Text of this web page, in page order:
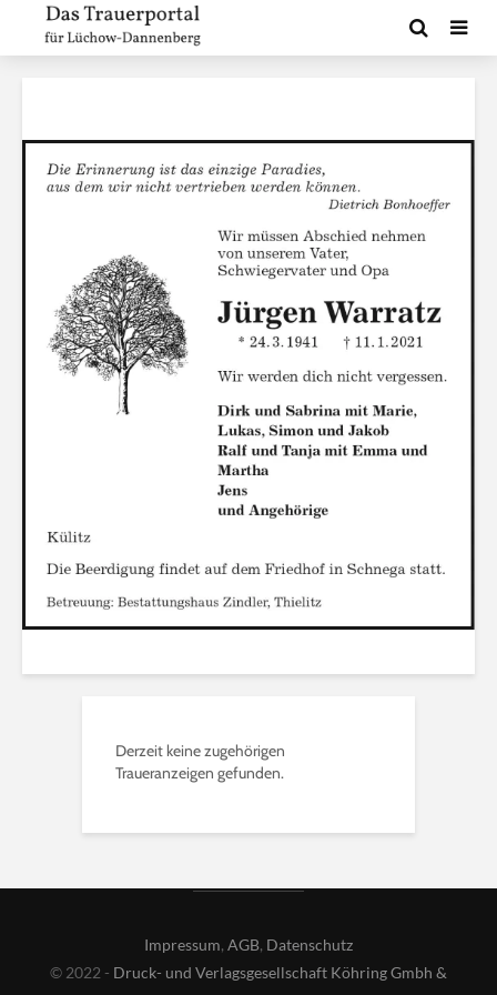
Derzeit keine zugehörigen
Traueranzeigen gefunden.
Impressum, AGB, Datenschutz
© 2022 - Druck- und Verlagsgesellschaft Köhring Gmbh &